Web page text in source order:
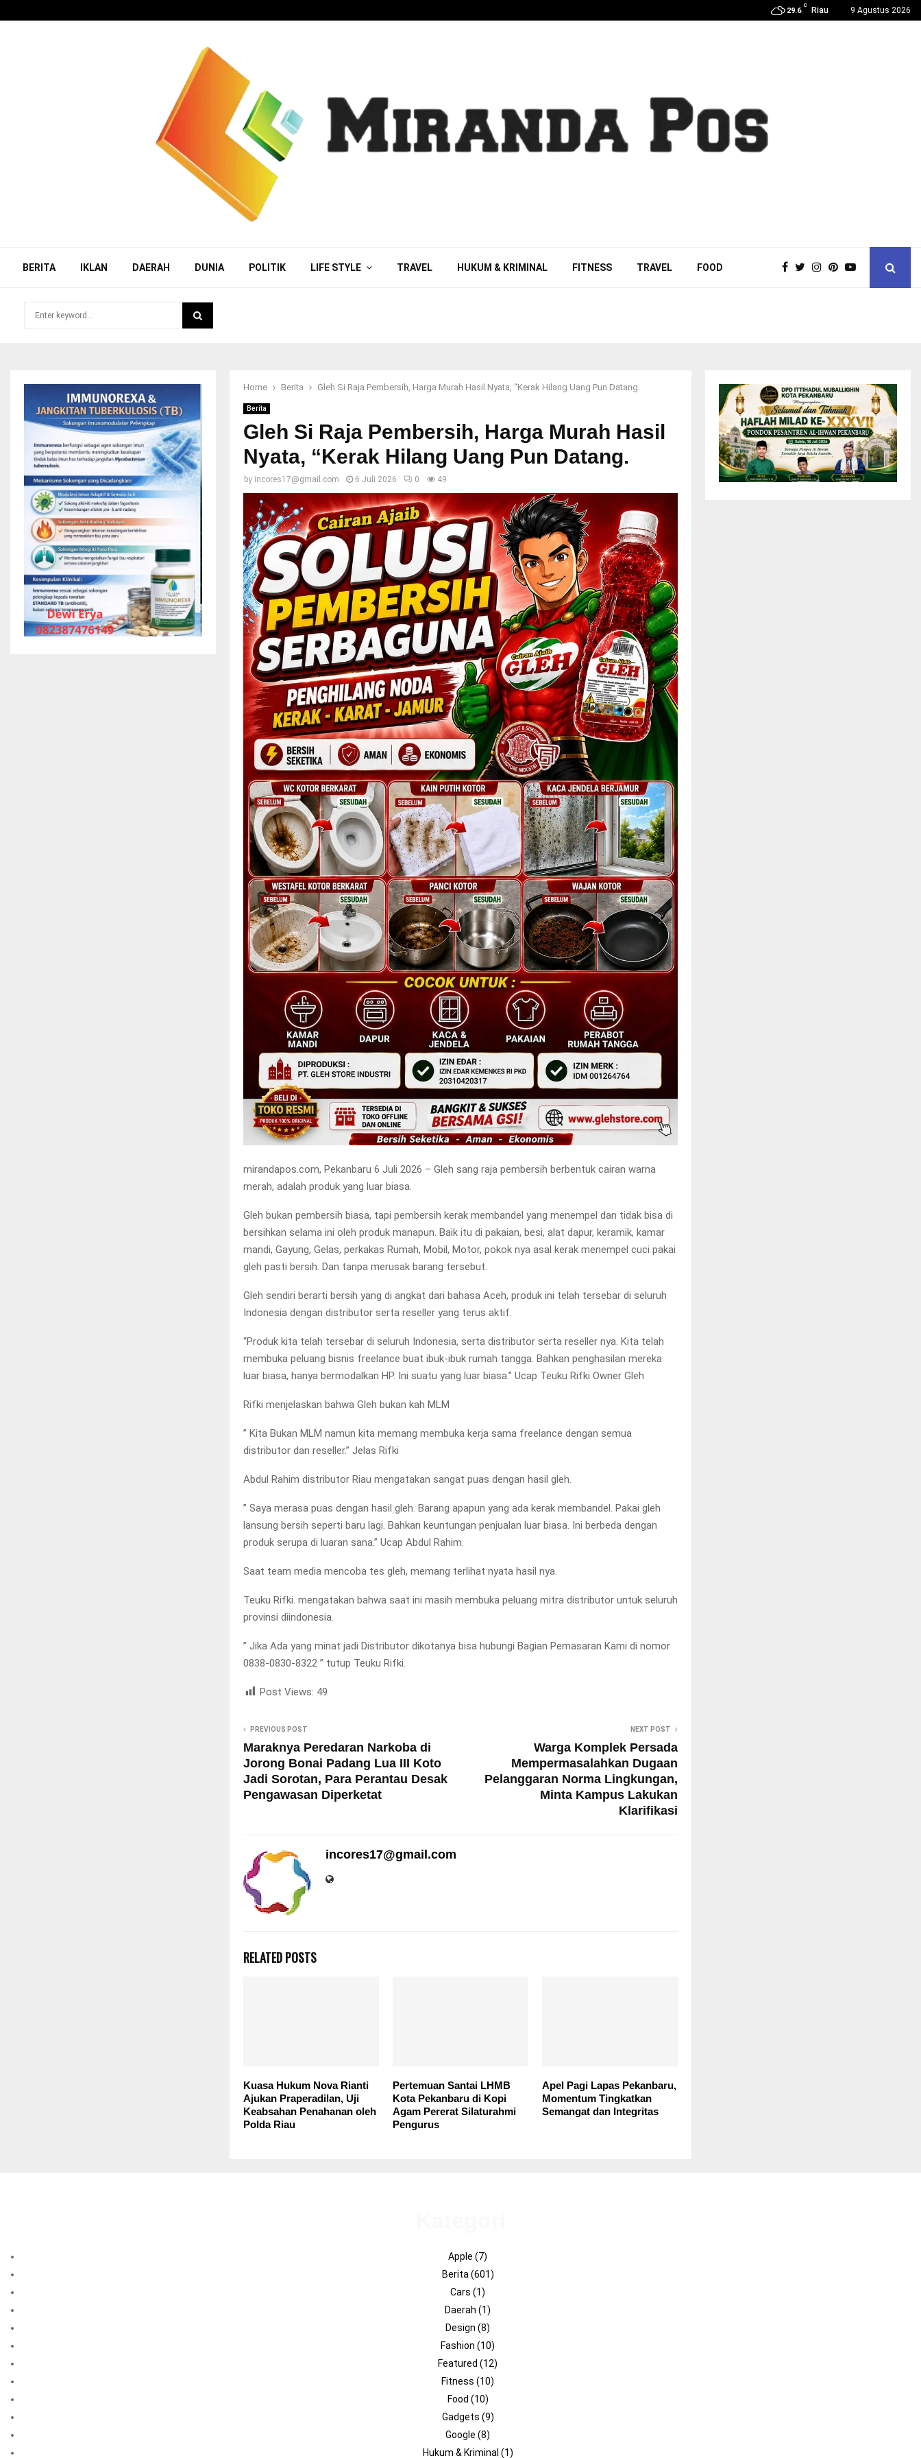
29.6
C
Riau 9 Agustus 2026
BERITA IKLAN DAERAH DUNIA POLITIK LIFE STYLE TRAVEL HUKUM & KRIMINAL FITNESS TRAVEL FOOD
Home Berita Gleh Si Raja Pembersih, Harga Murah Hasil Nyata, “Kerak Hilang Uang Pun Datang.
Berita
Gleh Si Raja Pembersih, Harga Murah Hasil
Nyata, “Kerak Hilang Uang Pun Datang.
by incores17@gmail.com 6 Juli 2026 0 49
mirandapos.com, Pekanbaru 6 Juli 2026 – Gleh sang raja pembersih berbentuk cairan warna
merah, adalah produk yang luar biasa.
Gleh bukan pembersih biasa, tapi pembersih kerak membandel yang menempel dan tidak bisa di
bersihkan selama ini oleh produk manapun. Baik itu di pakaian, besi, alat dapur, keramik, kamar
mandi, Gayung, Gelas, perkakas Rumah, Mobil, Motor, pokok nya asal kerak menempel cuci pakai
gleh pasti bersih. Dan tanpa merusak barang tersebut.
Gleh sendiri berarti bersih yang di angkat dari bahasa Aceh, produk ini telah tersebar di seluruh
Indonesia dengan distributor serta reseller yang terus aktif.
“Produk kita telah tersebar di seluruh Indonesia, serta distributor serta reseller nya. Kita telah
membuka peluang bisnis freelance buat ibuk-ibuk rumah tangga. Bahkan penghasilan mereka
luar biasa, hanya bermodalkan HP. Ini suatu yang luar biasa.” Ucap Teuku Rifki Owner Gleh
Rifki menjelaskan bahwa Gleh bukan kah MLM
” Kita Bukan MLM namun kita memang membuka kerja sama freelance dengan semua
distributor dan reseller.” Jelas Rifki
Abdul Rahim distributor Riau mengatakan sangat puas dengan hasil gleh.
” Saya merasa puas dengan hasil gleh. Barang apapun yang ada kerak membandel. Pakai gleh
lansung bersih seperti baru lagi. Bahkan keuntungan penjualan luar biasa. Ini berbeda dengan
produk serupa di luaran sana.” Ucap Abdul Rahim.
Saat team media mencoba tes gleh, memang terlihat nyata hasil nya.
Teuku Rifki. mengatakan bahwa saat ini masih membuka peluang mitra distributor untuk seluruh
provinsi diindonesia.
” Jika Ada yang minat jadi Distributor dikotanya bisa hubungi Bagian Pemasaran Kami di nomor
0838-0830-8322 ” tutup Teuku Rifki.
Post Views: 49
PREVIOUS POST
Maraknya Peredaran Narkoba di
Jorong Bonai Padang Lua III Koto
Jadi Sorotan, Para Perantau Desak
Pengawasan Diperketat
NEXT POST
Warga Komplek Persada
Mempermasalahkan Dugaan
Pelanggaran Norma Lingkungan,
Minta Kampus Lakukan
Klarifikasi
incores17@gmail.com
RELATED POSTS
Kuasa Hukum Nova Rianti
Ajukan Praperadilan, Uji
Keabsahan Penahanan oleh
Polda Riau
Pertemuan Santai LHMB
Kota Pekanbaru di Kopi
Agam Pererat Silaturahmi
Pengurus
Apel Pagi Lapas Pekanbaru,
Momentum Tingkatkan
Semangat dan Integritas
Apple (7)
Berita(601)
Cars (1)
Daerah (1)
Design (8)
Fashion (10)
Featured (12)
Fitness (10)
Food (10)
Gadgets (9)
Google (8)
Hukum & Kriminal (1)